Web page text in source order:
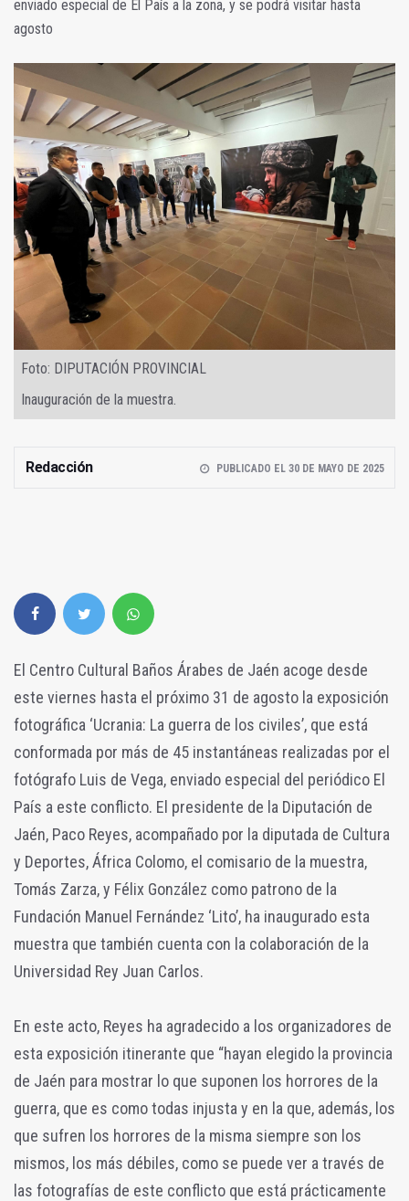
enviado especial de El País a la zona, y se podrá visitar hasta
agosto
Foto: DIPUTACIÓN PROVINCIAL
Inauguración de la muestra.
Redacción PUBLICADO EL 30 DE MAYO DE 2025
El Centro Cultural Baños Árabes de Jaén acoge desde
este viernes hasta el próximo 31 de agosto la exposición
fotográfica ‘Ucrania: La guerra de los civiles’, que está
conformada por más de 45 instantáneas realizadas por el
fotógrafo Luis de Vega, enviado especial del periódico El
País a este conflicto. El presidente de la Diputación de
Jaén, Paco Reyes, acompañado por la diputada de Cultura
y Deportes, África Colomo, el comisario de la muestra,
Tomás Zarza, y Félix González como patrono de la
Fundación Manuel Fernández ‘Lito’, ha inaugurado esta
muestra que también cuenta con la colaboración de la
Universidad Rey Juan Carlos.
En este acto, Reyes ha agradecido a los organizadores de
esta exposición itinerante que “hayan elegido la provincia
de Jaén para mostrar lo que suponen los horrores de la
guerra, que es como todas injusta y en la que, además, los
que sufren los horrores de la misma siempre son los
mismos, los más débiles, como se puede ver a través de
las fotografías de este conflicto que está prácticamente